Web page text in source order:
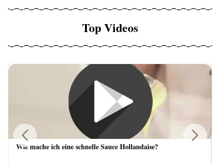
Top Videos
Wie mache ich eine schnelle Sauce Hollandaise?
Previous